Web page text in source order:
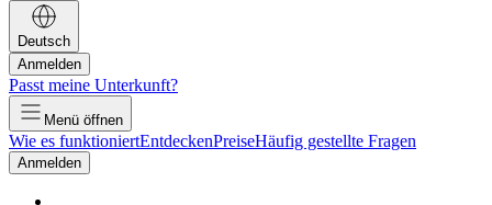
Deutsch
Anmelden
Passt meine Unterkunft?
Menü öffnen
Wie es funktioniertEntdeckenPreiseHäufig gestellte Fragen
Anmelden